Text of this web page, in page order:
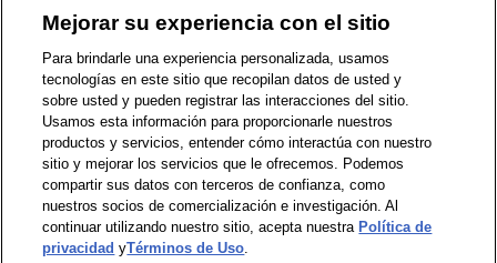
1-800-679-9691 | Contáctenos | Términos de Uso | Accesibilidad
Política de Privacidad | WA Privacy Policy | Mapa del sitio
Zona de Bienestar | © 1999 - 2026 CVS.com
Mejorar su experiencia con el sitio
Para brindarle una experiencia personalizada, usamos
tecnologías en este sitio que recopilan datos de usted y
sobre usted y pueden registrar las interacciones del sitio.
Usamos esta información para proporcionarle nuestros
productos y servicios, entender cómo interactúa con nuestro
sitio y mejorar los servicios que le ofrecemos. Podemos
compartir sus datos con terceros de confianza, como
nuestros socios de comercialización e investigación. Al
continuar utilizando nuestro sitio, acepta nuestra Política de
privacidad yTérminos de Uso.